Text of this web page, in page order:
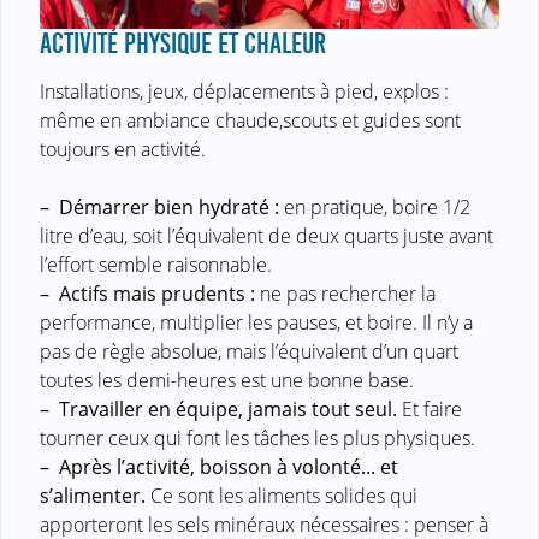
ACTIVITÉ PHYSIQUE ET CHALEUR
Installations, jeux, déplacements à pied, explos :
même en ambiance chaude,scouts et guides sont
toujours en activité.
– Démarrer bien hydraté : en pratique, boire 1/2
litre d’eau, soit l’équivalent de deux quarts juste avant
l’effort semble raisonnable.
– Actifs mais prudents : ne pas rechercher la
performance, multiplier les pauses, et boire. Il n’y a
pas de règle absolue, mais l’équivalent d’un quart
toutes les demi-heures est une bonne base.
– Travailler en équipe, jamais tout seul. Et faire
tourner ceux qui font les tâches les plus physiques.
– Après l’activité, boisson à volonté... et
s’alimenter. Ce sont les aliments solides qui
apporteront les sels minéraux nécessaires : penser à